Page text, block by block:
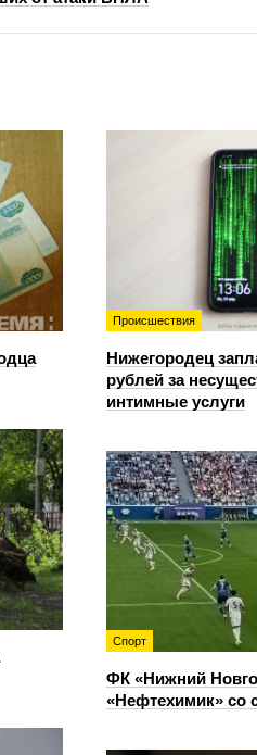
Происшествия
Нижегородец
рублей за
интимные услуги
Спорт
ФК «Нижний
«Нефтехимик» со